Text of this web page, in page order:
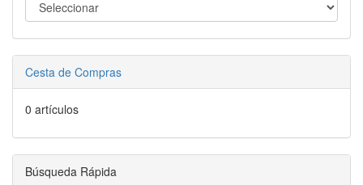
Cesta de Compras
0 artículos
Búsqueda Rápida